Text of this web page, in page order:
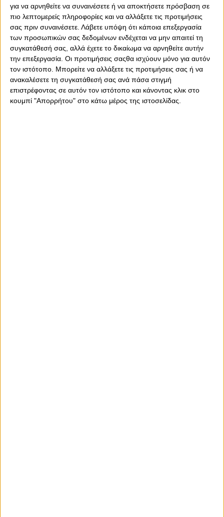
για να αρνηθείτε να συναινέσετε ή να αποκτήσετε πρόσβαση σε
πιο λεπτομερείς πληροφορίες και να αλλάξετε τις προτιμήσεις
σας πριν συναινέσετε. Λάβετε υπόψη ότι κάποια επεξεργασία
των προσωπικών σας δεδομένων ενδέχεται να μην απαιτεί τη
συγκατάθεσή σας, αλλά έχετε το δικαίωμα να αρνηθείτε αυτήν
την επεξεργασία. Οι προτιμήσεις σαςθα ισχύουν μόνο για αυτόν
τον ιστότοπο. Μπορείτε να αλλάξετε τις προτιμήσεις σας ή να
ανακαλέσετε τη συγκατάθεσή σας ανά πάσα στιγμή
επιστρέφοντας σε αυτόν τον ιστότοπο και κάνοντας κλικ στο
κουμπί "Απορρήτου" στο κάτω μέρος της ιστοσελίδας.
0 0
Η «Marca» αναφέρθηκε στα βήματα που δεν έδωσαν οι
διαιτητές στον Σέρχι Γιουλ, πριν ο τελευταίος σκοράρει
για το 79-78 της Ρεάλ Μαδρίτης επί
του Ολυμπιακού στον τελικό της Euroleague που
πραγματοποιήθηκε στο Κάουνας.
Συγκεκριμένα, το ισπανικό δημοσίευμα αναφέρει«Οι
διαιτητές θα μπορούσαν να σφυρίξουν, αλλά δεν θα το